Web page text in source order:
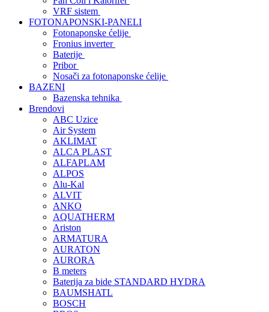
VRF sistem
FOTONAPONSKI-PANELI
Fotonaponske ćelije
Fronius inverter
Baterije
Pribor
Nosači za fotonaponske ćelije
BAZENI
Bazenska tehnika
Brendovi
ABC Uzice
Air System
AKLIMAT
ALCA PLAST
ALFAPLAM
ALPOS
Alu-Kal
ALVIT
ANKO
AQUATHERM
Ariston
ARMATURA
AURATON
AURORA
B meters
Baterija za bide STANDARD HYDRA
BAUMSHATL
BOSCH